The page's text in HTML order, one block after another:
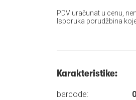
PDV uračunat u cenu,
Isporuka porudžbina
Karakteristike:
barcode: